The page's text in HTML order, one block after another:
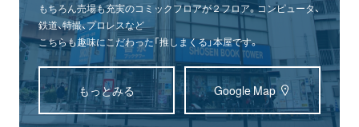
もちろん売場も充実のコミックフロアが２フロア。コンピュータ、
鉄道、特撮、プロレスなど
こちらも趣味にこだわった「推しまくる」本屋です。
もっとみる Google Map